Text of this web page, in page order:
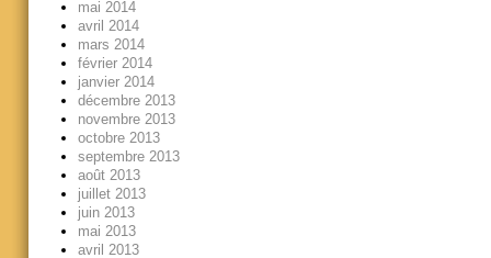
mai 2014
avril 2014
mars 2014
février 2014
janvier 2014
décembre 2013
novembre 2013
octobre 2013
septembre 2013
août 2013
juillet 2013
juin 2013
mai 2013
avril 2013